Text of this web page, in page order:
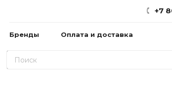
+7
Бренды Оплата и доставка